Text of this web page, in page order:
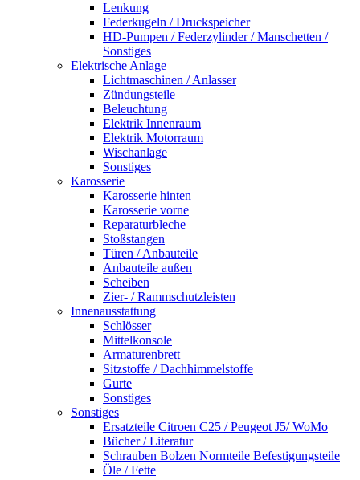
Lenkung
Federkugeln / Druckspeicher
HD-Pumpen / Federzylinder / Manschetten /
Sonstiges
Elektrische Anlage
Lichtmaschinen / Anlasser
Zündungsteile
Beleuchtung
Elektrik Innenraum
Elektrik Motorraum
Wischanlage
Sonstiges
Karosserie
Karosserie hinten
Karosserie vorne
Reparaturbleche
Stoßstangen
Türen / Anbauteile
Anbauteile außen
Scheiben
Zier- / Rammschutzleisten
Innenausstattung
Schlösser
Mittelkonsole
Armaturenbrett
Sitzstoffe / Dachhimmelstoffe
Gurte
Sonstiges
Sonstiges
Ersatzteile Citroen C25 / Peugeot J5/ WoMo
Bücher / Literatur
Schrauben Bolzen Normteile Befestigungsteile
Öle / Fette